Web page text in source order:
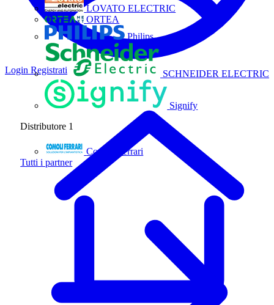
LOVATO ELECTRIC
ORTEA
Philips
SCHNEIDER ELECTRIC
Signify
Distributore 1
Comoli Ferrari
Tutti i partner
Login Registrati